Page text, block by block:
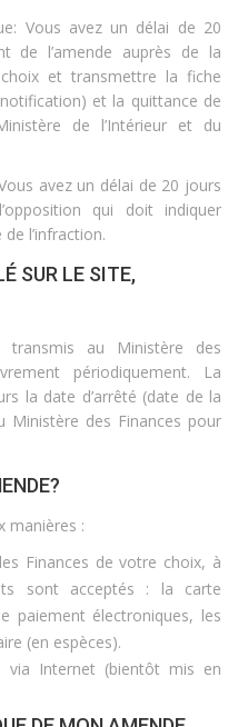
Vous avez un délai de 20
de l’amende auprès de la
et transmettre la fiche
notification) et la quittance de
de l’Intérieur et du
avez un délai de 20 jours
qui doit indiquer
l’infraction.
SUR LE SITE,
transmis au Ministère des
périodiquement. La
la date d’arrêté (date de la
Ministère des Finances pour
manières :
Finances de votre choix, à
sont acceptés : la carte
paiement électroniques, les
(en espèces).
via Internet (bientôt mis en